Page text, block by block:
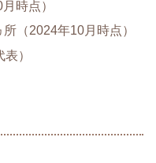
時点）
所（2024年10月時点）
）